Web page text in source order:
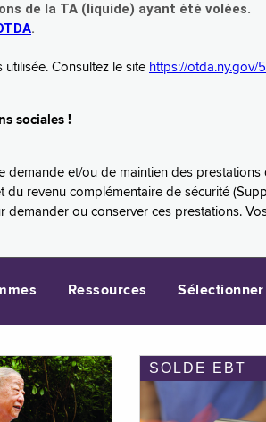
de la TA (liquide) ayant été volées.
.
utilisée. Consultez le site https://otda.ny.gov/
sociales !
et/ou de maintien des
du revenu complémentaire de sécurité
ou conserver ces prestations.
Ressources
SOLDE EBT